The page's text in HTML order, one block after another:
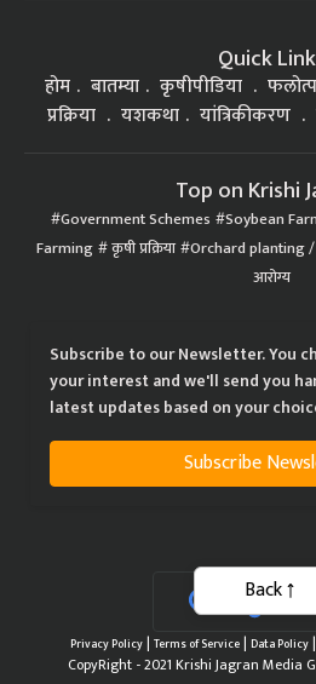
Quick
होम बातम्या कृषीपीडिया
प्रक्रिया
यशकथा यांत्रिकीकरण
Top on Krishi
Government Schemes Soybean
Farming कृषी प्रक्रिया Orchard planting
आरोग्य
Subscribe to our Newsletter. You
your interest and we'll send you
latest updates based on your
Subscribe
Privacy Policy| Terms of Service| Data Policy|
CopyRight - 2021 Krishi Jagran Media
Back